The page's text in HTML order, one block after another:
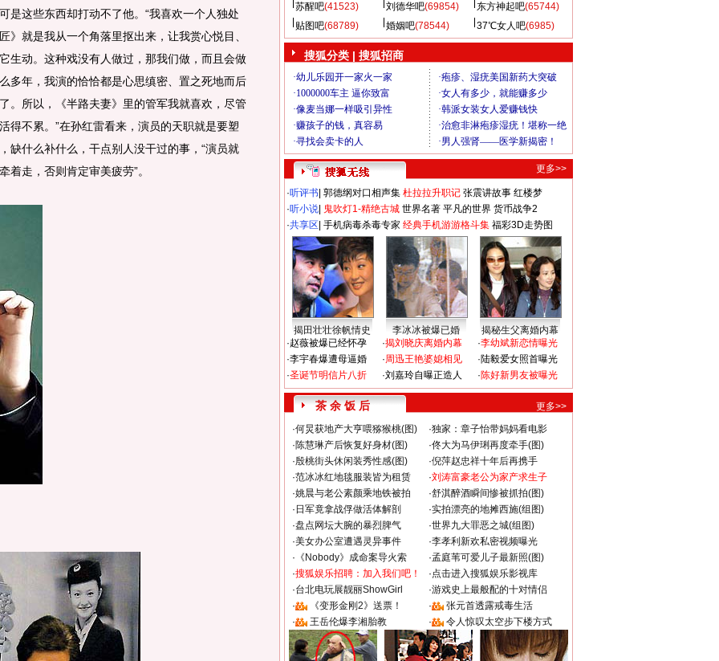
是这些东西却打动不了他。“我喜欢一个人独处
》就是我从一个角落里抠出来，让我赏心悦目、
生动。这种戏没有人做过，那我们做，而且会做
多年，我演的恰恰都是心思缜密、置之死地而后
。所以，《半路夫妻》里的管军我就喜欢，尽管
得不累。”在孙红雷看来，演员的天职就是要塑
缺什么补什么，干点别人没干过的事，“演员就
着走，否则肯定审美疲劳”。
苏醒吧(41523) 刘德华吧(69854) 东方神起吧(65744)
贴图吧(68789) 婚姻吧(78544) 37℃女人吧(6985)
搜狐分类 | 搜狐招商
更多>>
·听评书 郭德纲对口相声集 杜拉拉升职记 张震讲故事 红楼梦
·听小说 鬼吹灯1-精绝古城 世界名著 平凡的世界 货币战争2
·共享区 手机病毒杀毒专家 经典手机游游格斗集 福彩3D走势图
揭田壮壮徐帆情史 李冰冰被爆已婚
揭秘生父离婚内幕
·赵薇被爆已经怀孕
·李宇春爆遭母逼婚
·圣诞节明信片八折
·揭刘晓庆离婚内幕
·周迅王艳婆媳相见
·刘嘉玲自曝正造人
·李幼斌新恋情曝光
·陆毅爱女照首曝光
·陈好新男友被曝光
茶 余 饭 后
更多>>
·何炅获地产大亨喂猕猴桃(图) ·独家：章子怡带妈妈看电影
·陈慧琳产后恢复好身材(图) ·佟大为马伊琍再度牵手(图)
·殷桃街头休闲装秀性感(图) ·倪萍赵忠祥十年后再携手
·范冰冰红地毯服装皆为租赁 ·刘涛富豪老公为家产求生子
·姚晨与老公素颜乘地铁被拍 ·舒淇醉酒瞬间惨被抓拍(图)
· 日军竟拿战俘做活体解剖 ·实拍漂亮的地摊西施(组图)
·盘点网坛大腕的暴烈脾气 ·世界九大罪恶之城(组图)
·美女办公室遭遇灵异事件 ·李孝利新欢私密视频曝光
· 《Nobody》成命案导火索 ·孟庭苇可爱儿子最新照(图)
·搜狐娱乐招聘：加入我们吧！ ·点击进入搜狐娱乐影视库
·台北电玩展靓丽ShowGirl ·游戏史上最般配的十对情侣
·
《变形金刚2》送票！ ·
张元首透露戒毒生活
·
王岳伦爆李湘胎教 · 令人惊叹太空步下楼方式